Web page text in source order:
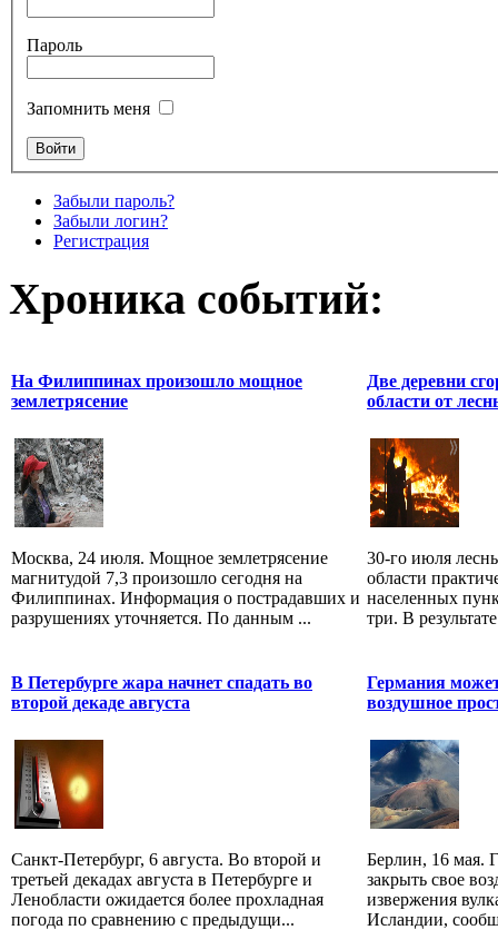
Пароль
Запомнить меня
Забыли пароль?
Забыли логин?
Регистрация
Хроника событий:
На Филиппинах произошло мощное
землетрясение
Москва, 24 июля. Мощное землетрясение
магнитудой 7,3 произошло сегодня на
Филиппинах. Информация о пострадавших и
разрушениях уточняется. По данным ...
Две деревни
области от
30-го июля
области
населенных
три. В
В Петербурге жара начнет спадать во
второй декаде августа
Санкт-Петербург, 6 августа. Во второй и
третьей декадах августа в Петербурге и
Ленобласти ожидается более прохладная
погода по сравнению с предыдущи...
Германия
воздушное
Берлин, 16 мая.
закрыть свое
извержения
Исландии,